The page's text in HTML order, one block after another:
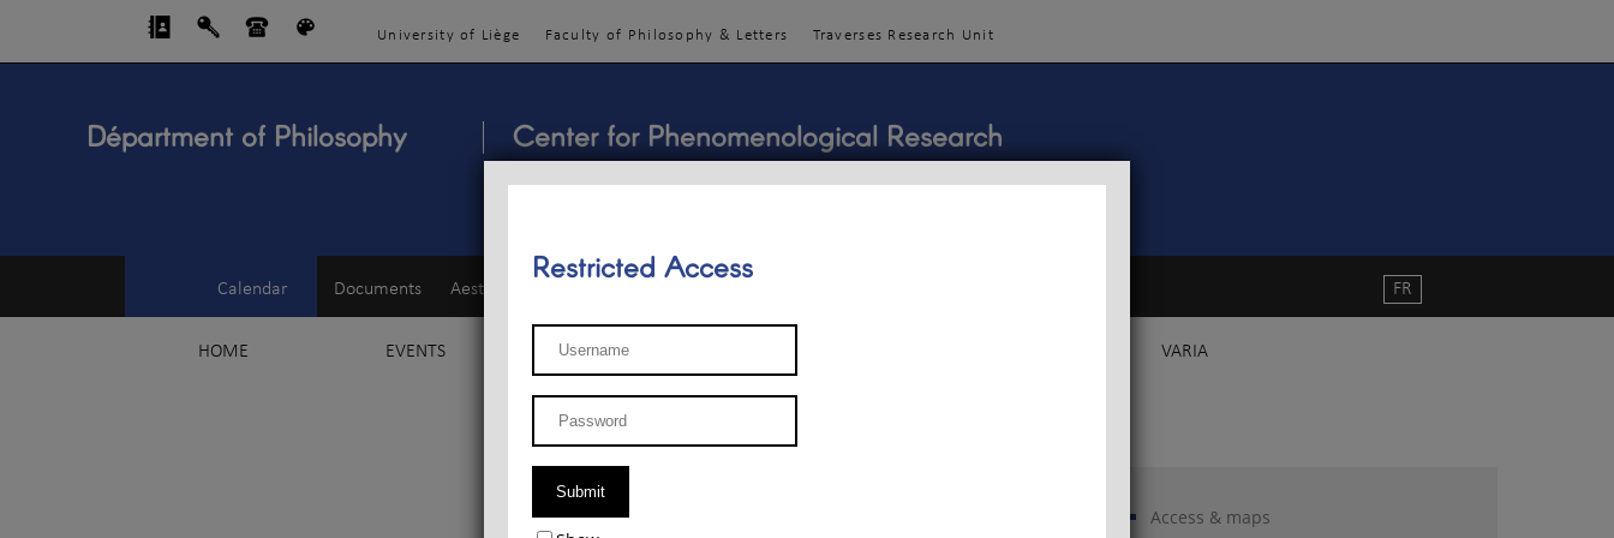
University of Liège Faculty of Philosophy & Letters Traverses Research Unit
Départment of Philosophy Center for Phenomenological Research
Calendar Documents Aesthetics
HOME EVENTS TEACHINGS VARIA
FR
Access & maps
Restricted Access